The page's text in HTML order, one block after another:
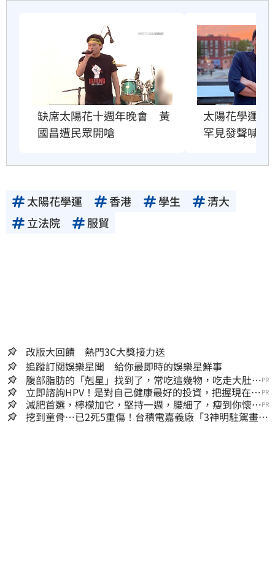
缺席太陽花十週年晚會　黃
國昌遭民眾開嗆
太陽花學運
罕見發聲喊1句
太陽花學運 香港 學生
清大
立法院
服貿
改版大回饋 熱門3C大獎接力送
追蹤訂閱娛樂星聞 給你最即時的娛樂星鮮事
腹部脂肪的「剋星」找到了，常吃這幾物，吃走大肚
囊，瘦出小蠻腰
PR
立即諮詢HPV！是對自己健康最好的投資，把握現在不
嫌晚！
PR
減肥首選，檸檬加它，堅持一週，腰細了，瘦到你懷疑
人生
PR
挖到童骨…已2死5重傷！台積電嘉義廠「3神明駐駕畫面